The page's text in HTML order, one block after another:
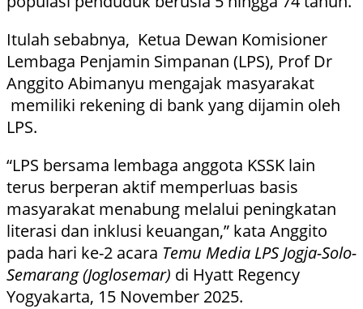
Itulah sebabnya, Ketua Dewan Komisioner
Lembaga Penjamin Simpanan (LPS), Prof Dr
Anggito Abimanyu mengajak masyarakat
memiliki rekening di bank yang dijamin oleh
LPS.
“LPS bersama lembaga anggota KSSK lain
terus berperan aktif memperluas basis
masyarakat menabung melalui peningkatan
literasi dan inklusi keuangan,” kata Anggito
pada hari ke-2 acara Temu Media LPS Jogja-Solo-
Semarang (Joglosemar) di Hyatt Regency
Yogyakarta, 15 November 2025.